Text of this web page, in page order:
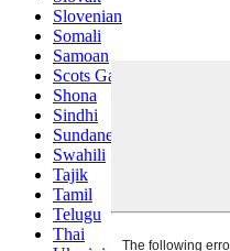
Slovenian
Somali
Samoan
Scots Gaelic
Shona
Sindhi
Sundanese
Swahili
Tajik
Tamil
Telugu
Thai